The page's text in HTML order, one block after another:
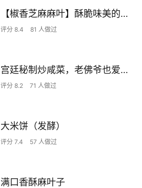
【椒香芝麻麻叶】酥脆味美的网红小零食
评分 8.4 81 人做过
宫廷秘制炒咸菜，老佛爷也爱吃的平民御膳，比肉还香
评分 8.2 71 人做过
大米饼（发酵）
评分 7.4 57 人做过
满口香酥麻叶子